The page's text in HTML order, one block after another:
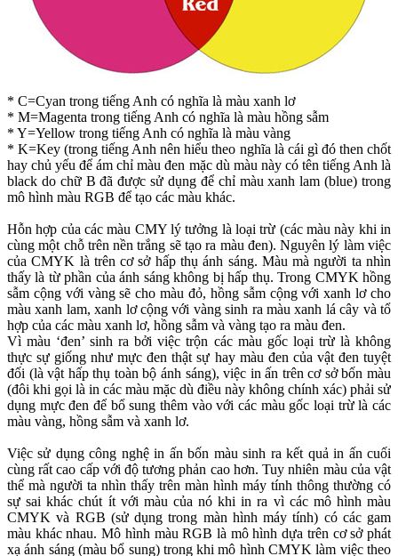
* C=Cyan trong tiếng Anh có nghĩa là màu xanh lơ
* M=Magenta trong tiếng Anh có nghĩa là màu hồng sẫm
* Y=Yellow trong tiếng Anh có nghĩa là màu vàng
* K=Key (trong tiếng Anh nên hiểu theo nghĩa là cái gì đó then chốt
hay chủ yếu để ám chỉ màu đen mặc dù màu này có tên tiếng Anh là
black do chữ B đã được sử dụng để chỉ màu xanh lam (blue) trong
mô hình màu RGB để tạo các màu khác.
Hỗn hợp của các màu CMY lý tưởng là loại trừ (các màu này khi in
cùng một chỗ trên nền trắng sẽ tạo ra màu đen). Nguyên lý làm việc
của CMYK là trên cơ sở hấp thụ ánh sáng. Màu mà người ta nhìn
thấy là từ phần của ánh sáng không bị hấp thụ. Trong CMYK hồng
sẫm cộng với vàng sẽ cho màu đỏ, hồng sẫm cộng với xanh lơ cho
màu xanh lam, xanh lơ cộng với vàng sinh ra màu xanh lá cây và tổ
hợp của các màu xanh lơ, hồng sẫm và vàng tạo ra màu đen.
Vì màu ‘đen’ sinh ra bởi việc trộn các màu gốc loại trừ là không
thực sự giống như mực đen thật sự hay màu đen của vật đen tuyệt
đối (là vật hấp thụ toàn bộ ánh sáng), việc in ấn trên cơ sở bốn màu
(đôi khi gọi là in các màu mặc dù điều này không chính xác) phải sử
dụng mực đen để bổ sung thêm vào với các màu gốc loại trừ là các
màu vàng, hồng sẫm và xanh lơ.
Việc sử dụng công nghệ in ấn bốn màu sinh ra kết quả in ấn cuối
cùng rất cao cấp với độ tương phản cao hơn. Tuy nhiên màu của vật
thể mà người ta nhìn thấy trên màn hình máy tính thông thường có
sự sai khác chút ít với màu của nó khi in ra vì các mô hình màu
CMYK và RGB (sử dụng trong màn hình máy tính) có các gam
màu khác nhau. Mô hình màu RGB là mô hình dựa trên cơ sở phát
xạ ánh sáng (màu bổ sung) trong khi mô hình CMYK làm việc theo